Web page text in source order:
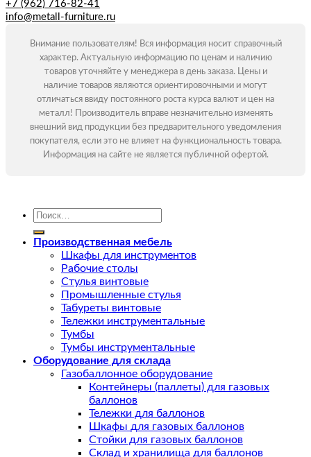
+7 (962) 716-82-41
info@metall-furniture.ru
Внимание пользователям! Вся информация носит справочный
характер. Актуальную информацию по ценам и наличию
товаров уточняйте у менеджера в день заказа. Цены и
наличие товаров являются ориентировочными и могут
отличаться ввиду постоянного роста курса валют и цен на
металл! Производитель вправе незначительно изменять
внешний вид продукции без предварительного уведомления
покупателя, если это не влияет на функциональность товара.
Информация на сайте не является публичной офертой.
Искать:
Производственная мебель
Шкафы для инструментов
Рабочие столы
Стулья винтовые
Промышленные стулья
Табуреты винтовые
Тележки инструментальные
Тумбы
Тумбы инструментальные
Оборудование для склада
Газобаллонное оборудование
Контейнеры (паллеты) для газовых
баллонов
Тележки для баллонов
Шкафы для газовых баллонов
Стойки для газовых баллонов
Склад и хранилища для баллонов